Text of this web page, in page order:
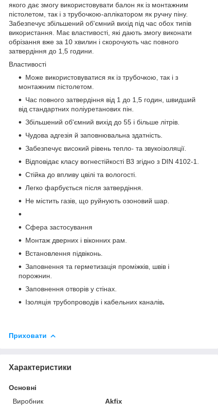
якого дає змогу використовувати балон як із монтажним
пістолетом, так і з трубочкою-аплікатором як ручну піну.
Забезпечує збільшений об'ємний вихід під час обох типів
використання. Має властивості, які дають змогу виконати
обрізання вже за 10 хвилин і скорочують час повного
затвердіння до 1,5 години.
Властивості
Може використовуватися як із трубочкою, так і з
монтажним пістолетом.
Час повного затвердіння від 1 до 1,5 годин, швидший
від стандартних поліуретанових пін.
Збільшений об'ємний вихід до 55 і більше літрів.
Чудова адгезія й заповнювальна здатність.
Забезпечує високий рівень тепло- та звукоізоляції.
Відповідає класу вогнестійкості B3 згідно з DIN 4102-1.
Стійка до впливу цвілі та вологості.
Легко фарбується після затвердіння.
Не містить газів, що руйнують озоновий шар.
Сфера застосування
Монтаж дверних і віконних рам.
Встановлення підвіконь.
Заповнення та герметизація проміжків, швів і
порожнин.
Заповнення отворів у стінах.
Ізоляція трубопроводів і кабельних каналів.
Приховати
Характеристики
Основні
Виробник
Akfix